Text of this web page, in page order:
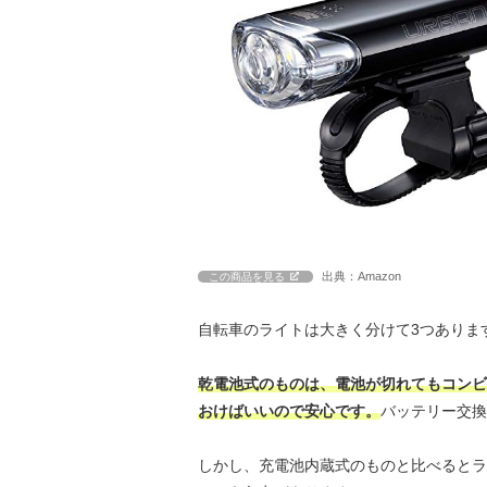
この商品を見る 出典：Amazon
自転車のライトは大きく分けて3つあり
乾電池式のものは、電池が切れてもコン
おけばいいので安心です。バッテリー交
しかし、充電池内蔵式のものと比べると